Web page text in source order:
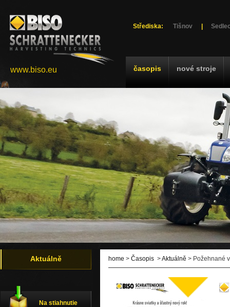
Střediska: Tišnov
časopis nové stroje
www.biso.eu
home > Časopis >Aktuálně > Požehnané
Aktuálně
Na stiahnutie